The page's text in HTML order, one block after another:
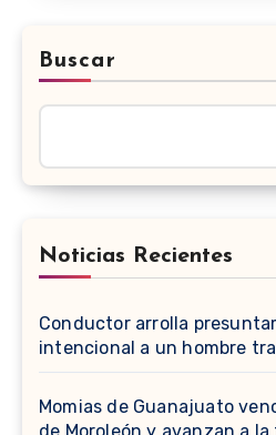
Buscar
Noticias Recientes
Conductor arrolla
intencional a un hombre
Momias de Guanajuato